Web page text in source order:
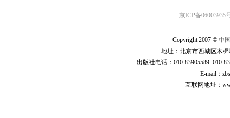
京ICP备06003935
Copyright 2007 © 中
地址：北京市西城区木
出版社电话：010-83905589 010-
E-mail：
互联网地址：